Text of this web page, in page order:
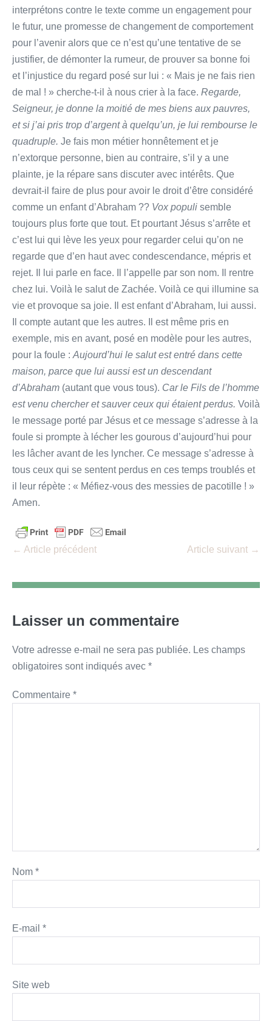
interprétons contre le texte comme un engagement pour
le futur, une promesse de changement de comportement
pour l’avenir alors que ce n’est qu’une tentative de se
justifier, de démonter la rumeur, de prouver sa bonne foi
et l’injustice du regard posé sur lui : « Mais je ne fais rien
de mal ! » cherche-t-il à nous crier à la face. Regarde,
Seigneur, je donne la moitié de mes biens aux pauvres,
et si j’ai pris trop d’argent à quelqu’un, je lui rembourse le
quadruple. Je fais mon métier honnêtement et je
n’extorque personne, bien au contraire, s’il y a une
plainte, je la répare sans discuter avec intérêts. Que
devrait-il faire de plus pour avoir le droit d’être considéré
comme un enfant d’Abraham ?? Vox populi semble
toujours plus forte que tout. Et pourtant Jésus s’arrête et
c’est lui qui lève les yeux pour regarder celui qu’on ne
regarde que d’en haut avec condescendance, mépris et
rejet. Il lui parle en face. Il l’appelle par son nom. Il rentre
chez lui. Voilà le salut de Zachée. Voilà ce qui illumine sa
vie et provoque sa joie. Il est enfant d’Abraham, lui aussi.
Il compte autant que les autres. Il est même pris en
exemple, mis en avant, posé en modèle pour les autres,
pour la foule : Aujourd’hui le salut est entré dans cette
maison, parce que lui aussi est un descendant
d’Abraham (autant que vous tous). Car le Fils de l’homme
est venu chercher et sauver ceux qui étaient perdus. Voilà
le message porté par Jésus et ce message s’adresse à la
foule si prompte à lécher les gourous d’aujourd’hui pour
les lâcher avant de les lyncher. Ce message s’adresse à
tous ceux qui se sentent perdus en ces temps troublés et
il leur répète : « Méfiez-vous des messies de pacotille ! »
Amen.
Navigation
← Article précédent Article suivant →
Laisser un commentaire
Votre adresse e-mail ne sera pas publiée. Les champs
obligatoires sont indiqués avec *
Commentaire *
Nom *
E-mail *
Site web